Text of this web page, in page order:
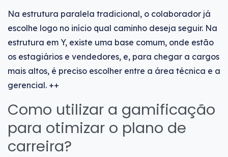
Na estrutura paralela tradicional, o colaborador já
escolhe logo no início qual caminho deseja seguir. Na
estrutura em Y, existe uma base comum, onde estão
os estagiários e vendedores, e, para chegar a cargos
mais altos, é preciso escolher entre a área técnica e a
gerencial. ++
Como utilizar a gamificação
para otimizar o plano de
carreira?